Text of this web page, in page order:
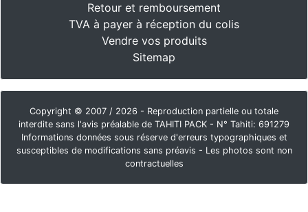
Retour et remboursement
TVA à payer à réception du colis
Vendre vos produits
Sitemap
Copyright © 2007 / 2026 - Reproduction partielle ou totale
interdite sans l'avis préalable de TAHITI PACK - N° Tahiti: 691279
Informations données sous réserve d'erreurs typographiques et
susceptibles de modifications sans préavis - Les photos sont non
contractuelles